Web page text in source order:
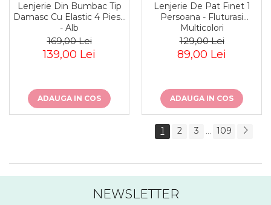
Lenjerie Din Bumbac Tip
Damasc Cu Elastic 4 Piese
- Alb
169,00 Lei
139,00 Lei
ADAUGA IN COS
Lenjerie De Pat Finet 1
Persoana - Fluturasi
Multicolori
129,00 Lei
89,00 Lei
ADAUGA IN COS
1 2 3 109
NEWSLETTER